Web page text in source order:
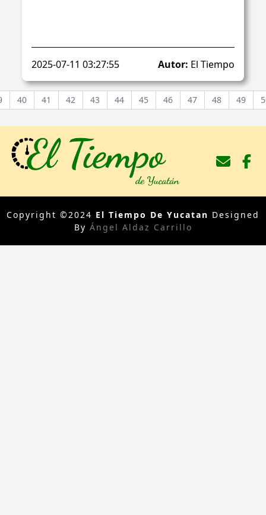
2025-07-11 03:27:55 Autor: El Tiempo
40 41 42 43 44 45 46 47 48 49
Copyright ©2024 El Tiempo De Yucatan Designed
By Ángel Aldaz Carrillo